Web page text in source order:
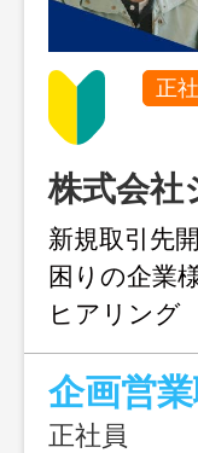
正
株式会社
新規取引先
困りの企業
ヒアリング
の提案 ・
内での全て
正社員